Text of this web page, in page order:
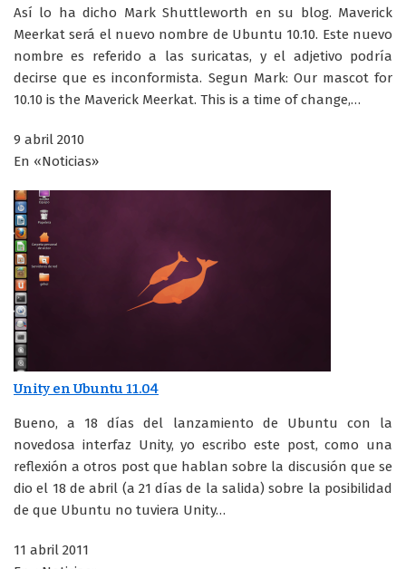
Así lo ha dicho Mark Shuttleworth en su blog. Maverick
Meerkat será el nuevo nombre de Ubuntu 10.10. Este nuevo
nombre es referido a las suricatas, y el adjetivo podría
decirse que es inconformista. Segun Mark: Our mascot for
10.10 is the Maverick Meerkat. This is a time of change,…
9 abril 2010
En «Noticias»
Unity en Ubuntu 11.04
Bueno, a 18 días del lanzamiento de Ubuntu con la
novedosa interfaz Unity, yo escribo este post, como una
reflexión a otros post que hablan sobre la discusión que se
dio el 18 de abril (a 21 días de la salida) sobre la posibilidad
de que Ubuntu no tuviera Unity…
11 abril 2011